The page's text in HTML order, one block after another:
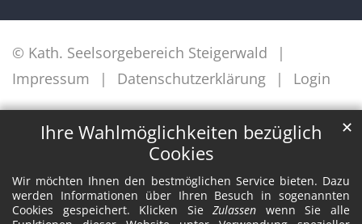
Ihre Wahlmöglichkeiten bezüglich
Cookies
Wir möchten Ihnen den bestmöglichen Service bieten. Dazu
werden Informationen über Ihren Besuch in sogenannten
Cookies gespeichert. Klicken SieZulassen wenn Sie alle
✕
© Kath. Seelsorgebereich Steigerwald
Impressum
Datenschutzerklärung Login